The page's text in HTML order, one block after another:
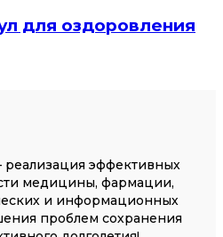
для оздоровления
эффективных
медицины, фармации,
и информационных
проблем сохранения